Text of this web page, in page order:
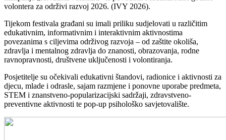
volontera za održivi razvoj 2026. (IVY 2026).
Tijekom festivala građani su imali priliku sudjelovati u različitim
edukativnim, informativnim i interaktivnim aktivnostima
povezanima s ciljevima održivog razvoja – od zaštite okoliša,
zdravlja i mentalnog zdravlja do znanosti, obrazovanja, rodne
ravnopravnosti, društvene uključenosti i volontiranja.
Posjetitelje su očekivali edukativni štandovi, radionice i aktivnosti za
djecu, mlade i odrasle, sajam razmjene i ponovne uporabe predmeta,
STEM i znanstveno-popularizacijski sadržaji, zdravstveno-
preventivne aktivnosti te pop-up psihološko savjetovalište.